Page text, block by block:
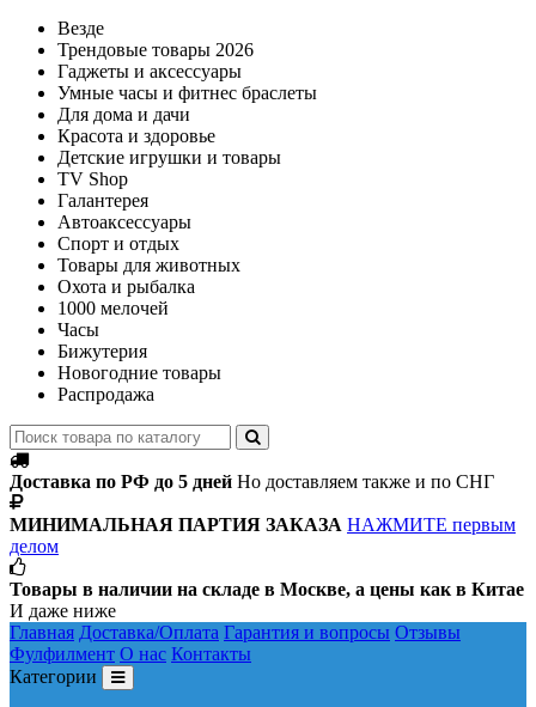
Везде
Трендовые товары 2026
Гаджеты и аксессуары
Умные часы и фитнес браслеты
Для дома и дачи
Красота и здоровье
Детские игрушки и товары
TV Shop
Галантерея
Автоаксессуары
Спорт и отдых
Товары для животных
Охота и рыбалка
1000 мелочей
Часы
Бижутерия
Новогодние товары
Распродажа
Доставка по РФ до 5 дней Но доставляем также и по СНГ
МИНИМАЛЬНАЯ ПАРТИЯ ЗАКАЗА НАЖМИТЕ первым
делом
Товары в наличии на складе в Москве, а цены как в Китае
И даже ниже
Главная Доставка/Оплата Гарантия и вопросы Отзывы
Фулфилмент О нас Контакты
Категории